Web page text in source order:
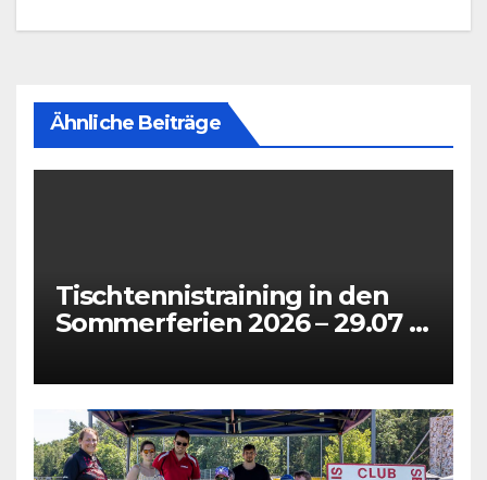
Ähnliche Beiträge
Tischtennistraining in den
Sommerferien 2026 – 29.07 +